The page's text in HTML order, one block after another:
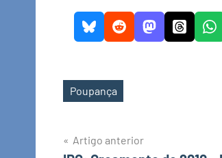
Etiquetas
Poupança
Navegação
Artigo anterior